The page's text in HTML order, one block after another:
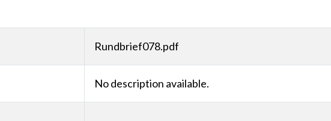
Rundbrief078.pdf
No description available.